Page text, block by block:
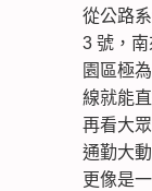
從公路
3 號，
園區極
線就能
再看大
通勤大
更像是